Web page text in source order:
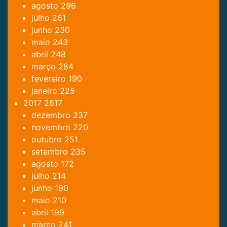
agosto 296
julho 261
junho 230
maio 243
abril 248
março 284
fevereiro 190
janeiro 225
2017 2617
dezembro 237
novembro 220
outubro 251
setembro 235
agosto 172
julho 214
junho 190
maio 210
abril 199
março 241